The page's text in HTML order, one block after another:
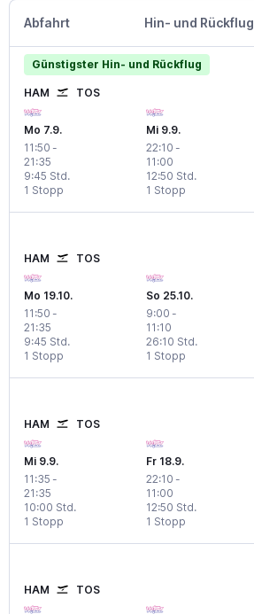
Abfahrt Hin- und Rückflug
Günstigster Hin- und Rückflug
HAM TOS
Mo 7.9.
11:50 -
21:35
1 Stopp
9:45 Std.
Mi 9.9.
22:10 -
11:00
1 Stopp
12:50 Std.
HAM TOS
Mo 19.10.
11:50 -
21:35
1 Stopp
9:45 Std.
So 25.10.
9:00 -
11:10
1 Stopp
26:10 Std.
HAM TOS
Mi 9.9.
11:35 -
21:35
1 Stopp
10:00 Std.
Fr 18.9.
22:10 -
11:00
1 Stopp
12:50 Std.
HAM TOS